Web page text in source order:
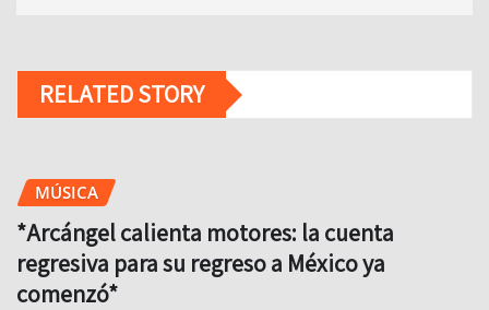
RELATED STORY
MÚSICA
*Arcángel calienta motores: la cuenta
regresiva para su regreso a México ya
comenzó*